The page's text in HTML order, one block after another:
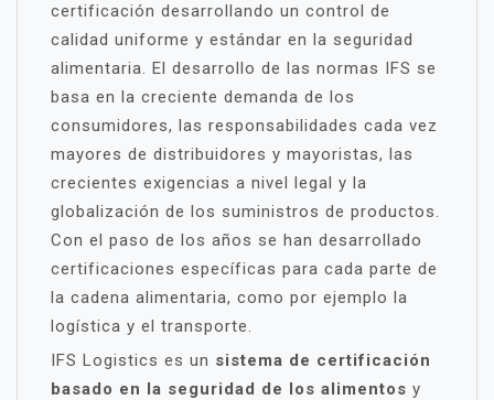
certificación desarrollando un control de
calidad uniforme y estándar en la seguridad
alimentaria. El desarrollo de las normas IFS se
basa en la creciente demanda de los
consumidores, las responsabilidades cada vez
mayores de distribuidores y mayoristas, las
crecientes exigencias a nivel legal y la
globalización de los suministros de productos.
Con el paso de los años se han desarrollado
certificaciones específicas para cada parte de
la cadena alimentaria, como por ejemplo la
logística y el transporte.
IFS Logistics es un sistema de certificación
basado en la seguridad de los alimentos y